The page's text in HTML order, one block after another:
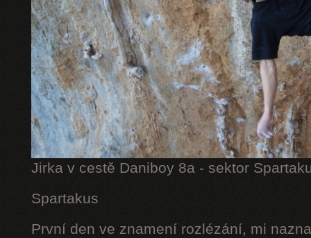
Jirka v cestě Daniboy 8a - sektor
Spartakus
První den ve znamení rozlézání, mi